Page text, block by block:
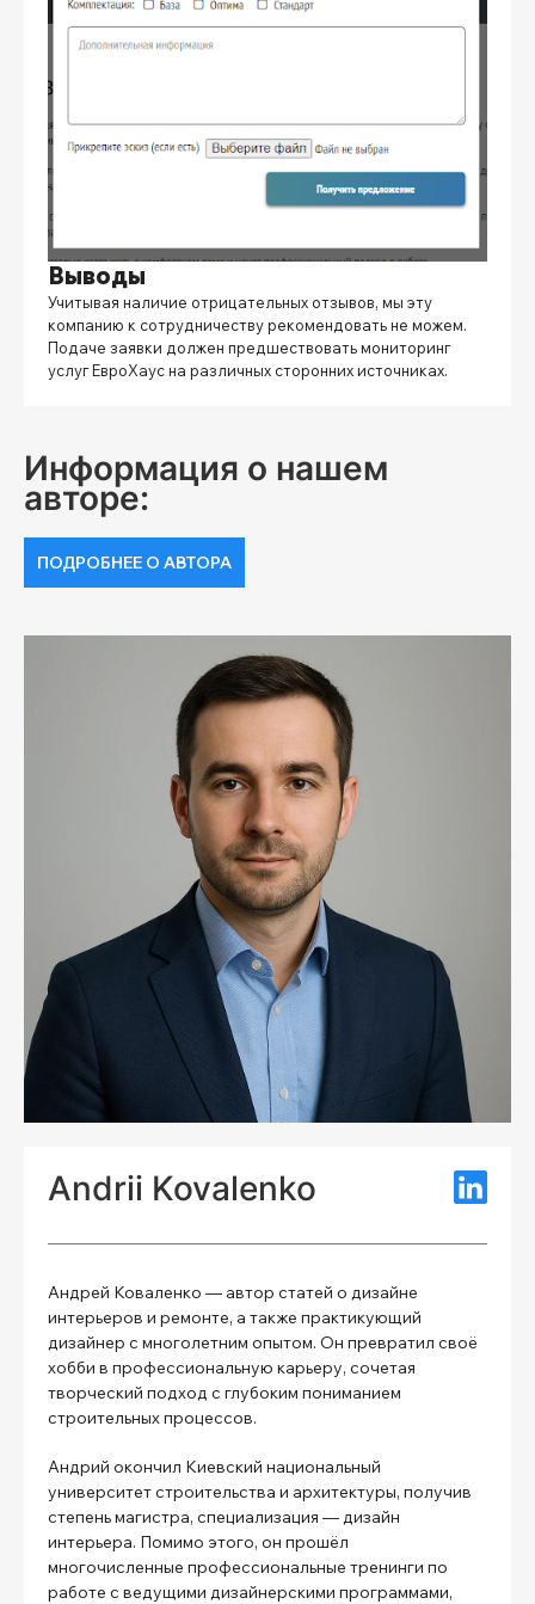
Выводы
Учитывая наличие отрицательных отзывов, мы эту
компанию к сотрудничеству рекомендовать не можем.
Подаче заявки должен предшествовать мониторинг
услугЕвроХаусна различных сторонних источниках.
Информация о нашем
авторе:
ПОДРОБНЕЕ О АВТОРА
Andrii Kovalenko
Андрей Коваленко — автор статей о дизайне
интерьеров и ремонте, а также практикующий
дизайнер с многолетним опытом. Он превратил своё
хобби в профессиональную карьеру, сочетая
творческий подход с глубоким пониманием
строительных процессов.
Андрий окончил Киевский национальный
университет строительства и архитектуры, получив
степень магистра, специализация — дизайн
интерьера. Помимо этого, он прошёл
многочисленные профессиональные тренинги по
работе с ведущими дизайнерскими программами,